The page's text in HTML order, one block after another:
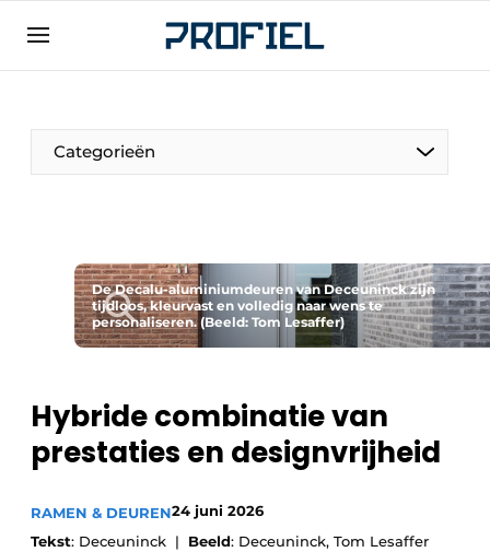
Aanmelden
Bedrijven
Contact
Meest gelezen
Nieuwsbrief
Privacy / Cookie statement
Profiel | Platform over raam-, deur-,
kozijntechniek, hang- en sluitwerk, dak- en
Uitnodiging Rondetafelgesprek – 20 jaar Profiel
Categorieën
De Decalu-aluminiumdeuren van Deceuninck zijn
tijdloos, kleurvast en volledig naar wens te
personaliseren. (Beeld: Tom Lesaffer)
Hybride combinatie van
prestaties en designvrijheid
RAMEN & DEUREN24 juni 2026
Tekst: Deceuninck | Beeld: Deceuninck, Tom Lesaffer